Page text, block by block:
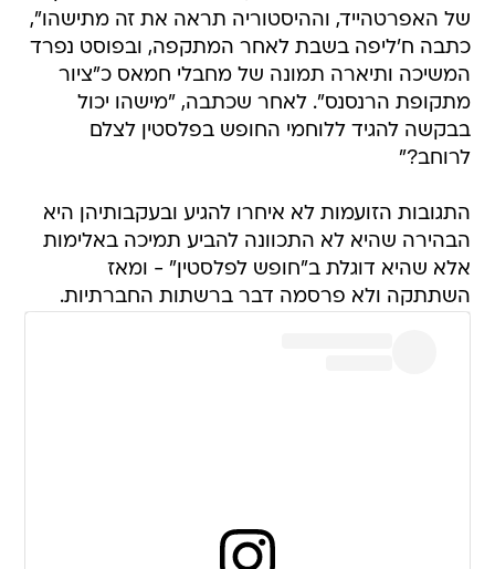
של האפרטהייד, וההיסטוריה תראה את זה מתישהו",
כתבה ח'ליפה בשבת לאחר המתקפה, ובפוסט נפרד
המשיכה ותיארה תמונה של מחבלי חמאס כ"ציור
מתקופת הרנסנס". לאחר שכתבה, "מישהו יכול
בבקשה להגיד ללוחמי החופש בפלסטין לצלם
לרוחב?"
התגובות הזועמות לא איחרו להגיע ובעקבותיהן היא
הבהירה שהיא לא התכוונה להביע תמיכה באלימות
אלא שהיא דוגלת ב"חופש לפלסטין" - ומאז
השתתקה ולא פרסמה דבר ברשתות החברתיות.